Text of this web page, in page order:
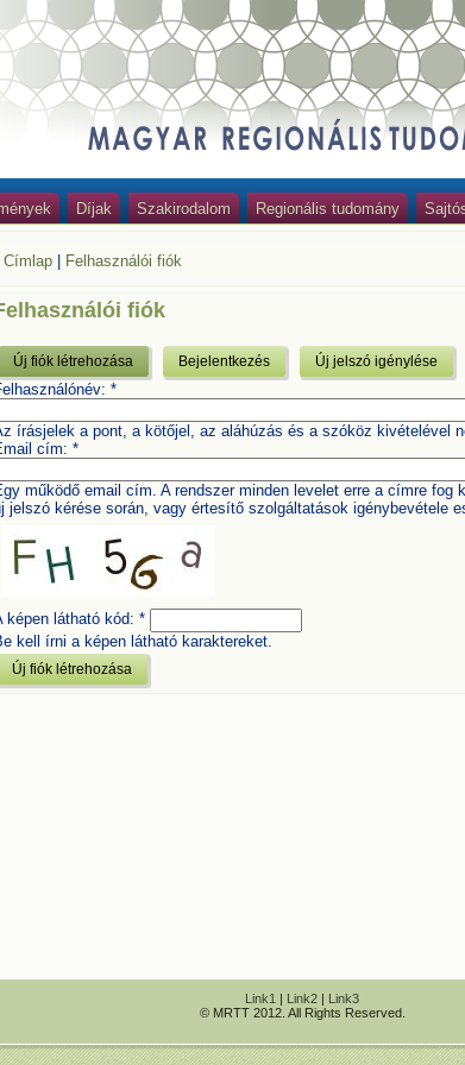
Díjak Szakirodalom Regionális tudomány
Címlap Felhasználói fiók
fiók
Új fiók létrehozása Bejelentkezés Új jelszó igénylése
*
írásjelek a pont, a kötőjel, az aláhúzás és a szóköz kivételével
cím: *
működő email cím. A rendszer minden levelet erre a címre
jelszó kérése során, vagy értesítő szolgáltatások igénybevétele
képen látható kód: *
kell írni a képen látható karaktereket.
Link1 | Link2 | Link3
© MRTT 2012. All Rights Reserved.